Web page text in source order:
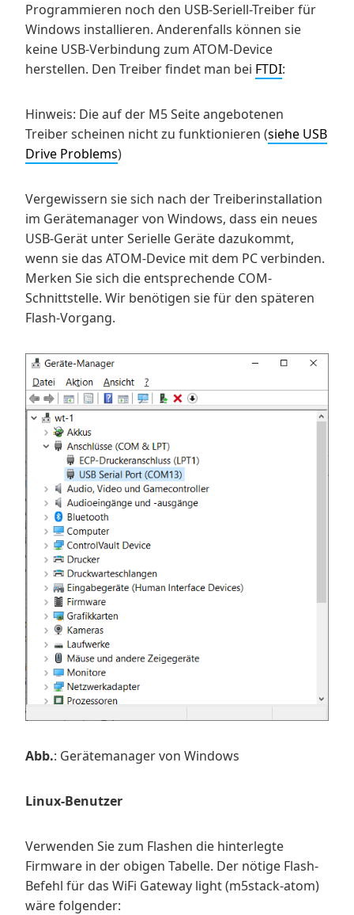
Programmieren noch den USB-Seriell-Treiber für
Windows installieren. Anderenfalls können sie
keine USB-Verbindung zum ATOM-Device
herstellen. Den Treiber findet man bei FTDI:
Hinweis: Die auf der M5 Seite angebotenen
Treiber scheinen nicht zu funktionieren (siehe USB
Drive Problems)
Vergewissern sie sich nach der Treiberinstallation
im Gerätemanager von Windows, dass ein neues
USB-Gerät unter Serielle Geräte dazukommt,
wenn sie das ATOM-Device mit dem PC verbinden.
Merken Sie sich die entsprechende COM-
Schnittstelle. Wir benötigen sie für den späteren
Flash-Vorgang.
Abb.: Gerätemanager von Windows
Linux-Benutzer
Verwenden Sie zum Flashen die hinterlegte
Firmware in der obigen Tabelle. Der nötige Flash-
Befehl für das WiFi Gateway light (m5stack-atom)
wäre folgender: